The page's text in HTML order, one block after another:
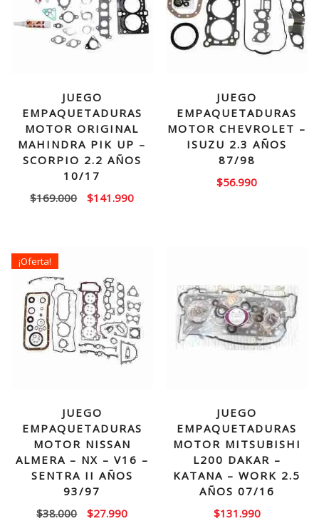
JUEGO
EMPAQUETADURAS
MOTOR ORIGINAL
MAHINDRA PIK UP –
SCORPIO 2.2 AÑOS
10/17
$169.000
El
$141.990El
JUEGO
EMPAQUETADURAS
MOTOR CHEVROLET –
ISUZU 2.3 AÑOS
87/98
$56.990
¡Oferta!
JUEGO
EMPAQUETADURAS
MOTOR NISSAN
ALMERA – NX – V16 –
SENTRA II AÑOS
93/97
$38.000
El
$27.990El
JUEGO
EMPAQUETADURAS
MOTOR MITSUBISHI
L200 DAKAR –
KATANA – WORK 2.5
AÑOS 07/16
$131.990